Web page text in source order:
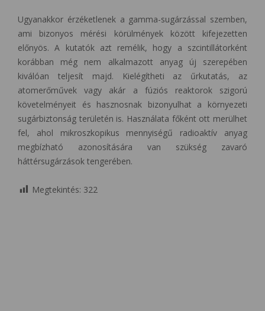
Ugyanakkor érzéketlenek a gamma-sugárzással szemben,
ami bizonyos mérési körülmények között kifejezetten
előnyös. A kutatók azt remélik, hogy a szcintillátorként
korábban még nem alkalmazott anyag új szerepében
kiválóan teljesít majd. Kielégítheti az űrkutatás, az
atomerőművek vagy akár a fúziós reaktorok szigorú
követelményeit és hasznosnak bizonyulhat a környezeti
sugárbiztonság területén is. Használata főként ott merülhet
fel, ahol mikroszkopikus mennyiségű radioaktív anyag
megbízható azonosítására van szükség zavaró
háttérsugárzások tengerében.
Megtekintés: 322